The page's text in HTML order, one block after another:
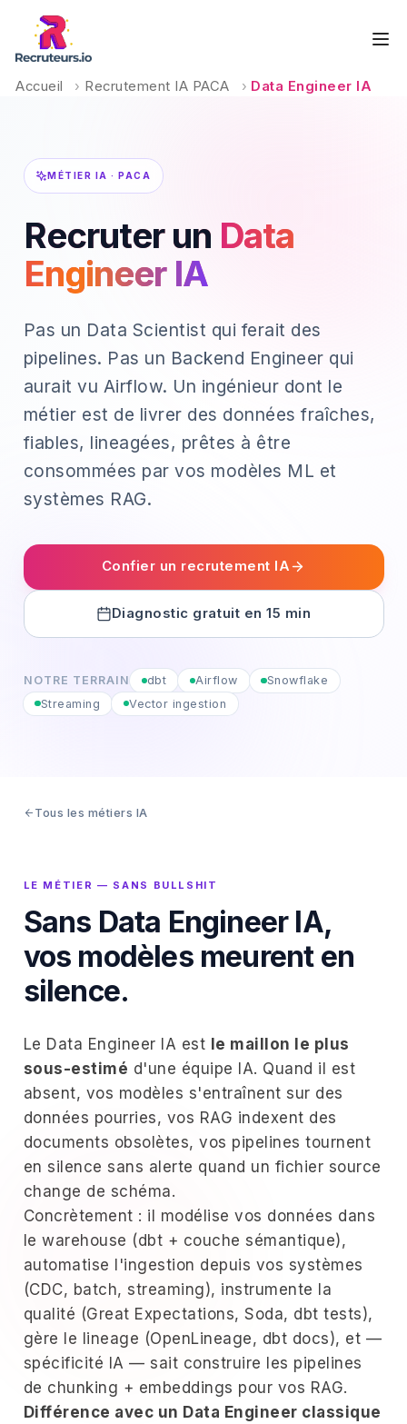
Accueil › Recrutement IA PACA › Data Engineer IA
MÉTIER IA · PACA
Recruter un Data
Engineer IA
Pas un Data Scientist qui ferait des
pipelines. Pas un Backend Engineer qui
aurait vu Airflow. Un ingénieur dont le
métier est de livrer des données fraîches,
fiables, lineagées, prêtes à être
consommées par vos modèles ML et
systèmes RAG.
Confier un recrutement IA
Diagnostic gratuit en 15 min
NOTRE TERRAIN dbt Airflow
Snowflake
Streaming
Vector ingestion
Tous les métiers IA
LE MÉTIER — SANS BULLSHIT
Sans Data Engineer IA,
vos modèles meurent en
silence.
Le Data Engineer IA est le maillon le plus
sous-estimé d'une équipe IA. Quand il est
absent, vos modèles s'entraînent sur des
données pourries, vos RAG indexent des
documents obsolètes, vos pipelines tournent
en silence sans alerte quand un fichier source
change de schéma.
Concrètement : il modélise vos données dans
le warehouse (dbt + couche sémantique),
automatise l'ingestion depuis vos systèmes
(CDC, batch, streaming), instrumente la
qualité (Great Expectations, Soda, dbt tests),
gère le lineage (OpenLineage, dbt docs), et —
spécificité IA — sait construire les pipelines
de chunking + embeddings pour vos RAG.
Différence avec un Data Engineer classique